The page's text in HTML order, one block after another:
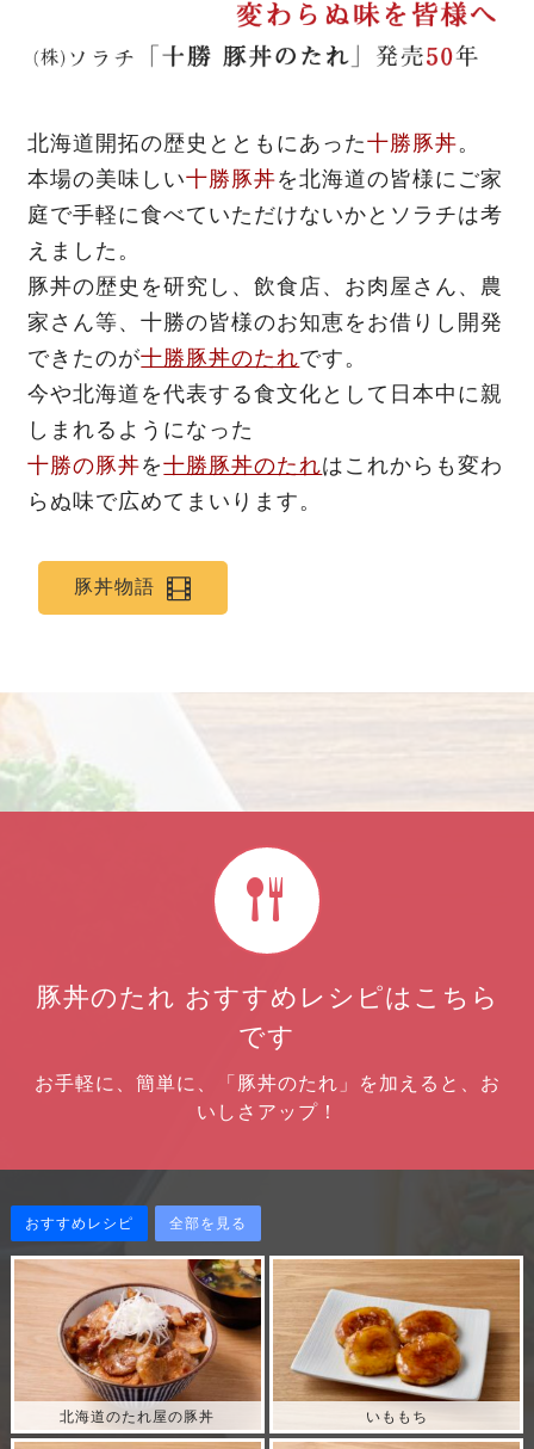
北海道開拓の歴史とともにあった十勝豚丼。
本場の美味しい十勝豚丼を北海道の皆様にご家
庭で手軽に食べていただけないかとソラチは考
えました。
豚丼の歴史を研究し、飲食店、お肉屋さん、農
家さん等、十勝の皆様のお知恵をお借りし開発
できたのが十勝豚丼のたれです。
今や北海道を代表する食文化として日本中に親
しまれるようになった
十勝の豚丼を十勝豚丼のたれはこれからも変わ
らぬ味で広めてまいります。
豚丼物語
豚丼のたれ おすすめレシピはこちら
です
お手軽に、簡単に、「豚丼のたれ」を加えると、お
いしさアップ！
おすすめレシピ 全部を見る
北海道のたれ屋の豚丼
レシピ表示
いももち
レシピ表示